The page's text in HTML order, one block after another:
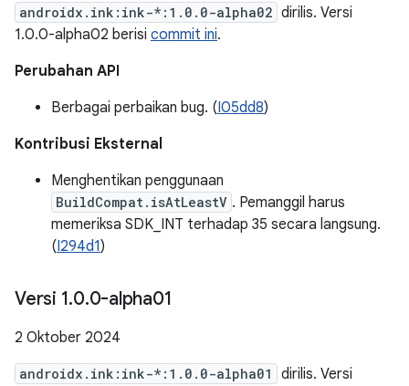
androidx.ink:ink-*:1.0.0-alpha02 dirilis. Versi
1.0.0-alpha02 berisi commit ini.
Perubahan API
Berbagai perbaikan bug. (I05dd8)
Kontribusi Eksternal
Menghentikan penggunaan
BuildCompat.isAtLeastV . Pemanggil harus
memeriksa SDK_INT terhadap 35 secara langsung.
(I294d1)
Versi 1.0.0-alpha01
2 Oktober 2024
androidx.ink:ink-*:1.0.0-alpha01
dirilis. Versi